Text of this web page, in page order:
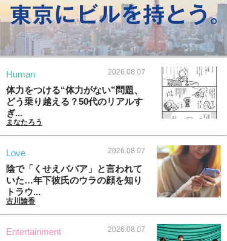
Human 2026.08.07
体力をつける“体力がない”問題、
どう乗り越える？50代のリアルす
ぎ...
まなたろう
Love 2026.08.07
陰で「くせえババア」と言われて
いた…年下彼氏のウラの顔を知り
トラウ...
古川諭香
Entertainment 2026.08.07